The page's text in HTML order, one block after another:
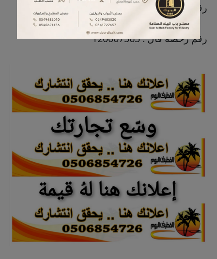
رقم المعلن : 9131437
رقم رخصة فال : 120007565